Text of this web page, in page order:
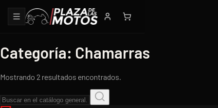
Categoría: Chamarras
Mostrando 2 resultados encontrados.